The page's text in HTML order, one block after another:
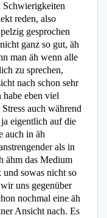
Schwierigkeiten
reden, also
gesprochen
ganz so gut, äh
man äh wenn alle
zu sprechen,
nach schon sehr
eben viel
auch während
eigentlich auf die
auch in äh
als in
ähm das Medium
sowas nicht so
uns gegenüber
nochmal eine äh
Ansicht nach. Es